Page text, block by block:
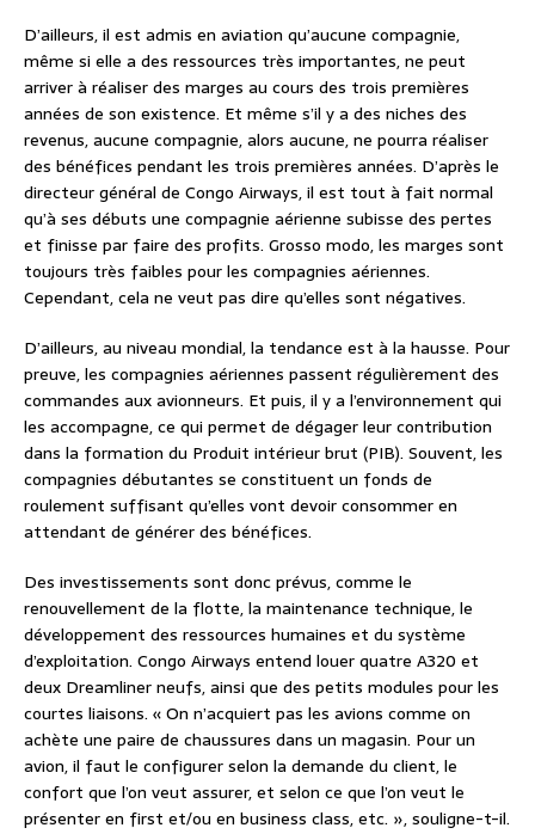
D’ailleurs, il est admis en aviation qu’aucune compagnie,
même si elle a des ressources très importantes, ne peut
arriver à réaliser des marges au cours des trois premières
années de son existence. Et même s’il y a des niches des
revenus, aucune compagnie, alors aucune, ne pourra réaliser
des bénéfices pendant les trois premières années. D’après le
directeur général de Congo Airways, il est tout à fait normal
qu’à ses débuts une compagnie aérienne subisse des pertes
et finisse par faire des profits. Grosso modo, les marges sont
toujours très faibles pour les compagnies aériennes.
Cependant, cela ne veut pas dire qu’elles sont négatives.
D’ailleurs, au niveau mondial, la tendance est à la hausse. Pour
preuve, les compagnies aériennes passent régulièrement des
commandes aux avionneurs. Et puis, il y a l’environnement qui
les accompagne, ce qui permet de dégager leur contribution
dans la formation du Produit intérieur brut (PIB). Souvent, les
compagnies débutantes se constituent un fonds de
roulement suffisant qu’elles vont devoir consommer en
attendant de générer des bénéfices.
Des investissements sont donc prévus, comme le
renouvellement de la flotte, la maintenance technique, le
développement des ressources humaines et du système
d’exploitation. Congo Airways entend louer quatre A320 et
deux Dreamliner neufs, ainsi que des petits modules pour les
courtes liaisons. « On n’acquiert pas les avions comme on
achète une paire de chaussures dans un magasin. Pour un
avion, il faut le configurer selon la demande du client, le
confort que l’on veut assurer, et selon ce que l’on veut le
présenter en first et/ou en business class, etc. », souligne-t-il.